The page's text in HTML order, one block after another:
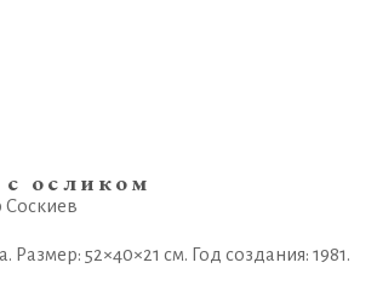
осликом
Соскиев
Размер: 52×40×21 см. Год создания: 1981.